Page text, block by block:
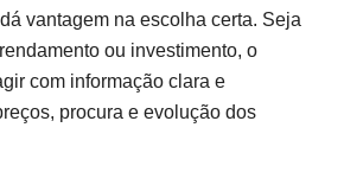
vantagem na escolha certa. Seja
ou investimento, o
com informação clara e
procura e evolução dos